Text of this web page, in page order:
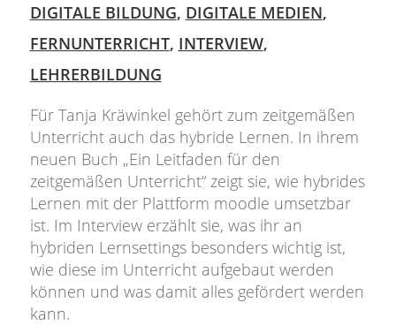
DIGITALE BILDUNG, DIGITALE MEDIEN,
FERNUNTERRICHT, INTERVIEW,
LEHRERBILDUNG
Für Tanja Kräwinkel gehört zum zeitgemäßen
Unterricht auch das hybride Lernen. In ihrem
neuen Buch „Ein Leitfaden für den
zeitgemäßen Unterricht“ zeigt sie, wie hybrides
Lernen mit der Plattform moodle umsetzbar
ist. Im Interview erzählt sie, was ihr an
hybriden Lernsettings besonders wichtig ist,
wie diese im Unterricht aufgebaut werden
können und was damit alles gefördert werden
kann.